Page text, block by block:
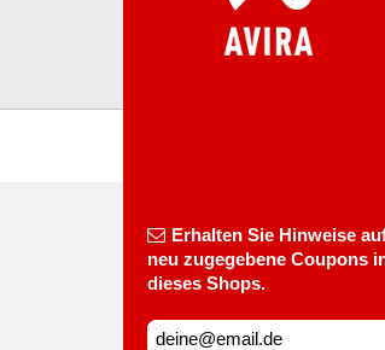
Erhalten Sie Hinweise
neu zugegebene Coupons
dieses Shops.